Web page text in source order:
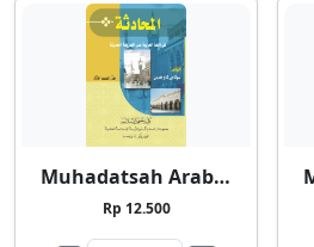
Muhadatsah Arabiyyah
Rp 12.500